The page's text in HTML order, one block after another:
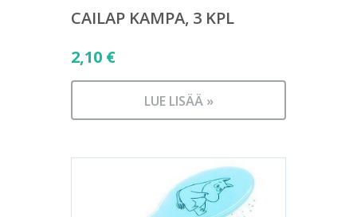
CAILAP KAMPA, 3 KPL
2,10 €
LUE LISÄÄ »